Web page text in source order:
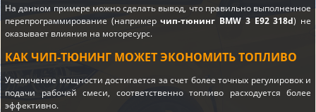
На данном примере можно сделать вывод, что правильно выполненное
перепрограммирование (напримерчип-тюнинг BMW 3 E92 318d) не
оказывает влияния на моторесурс.
КАК ЧИП-ТЮНИНГ МОЖЕТ ЭКОНОМИТЬ ТОПЛИВО
Увеличение мощности достигается за счет более точных регулировок и
подачи рабочей смеси, соответственно топливо расходуется более
эффективно.